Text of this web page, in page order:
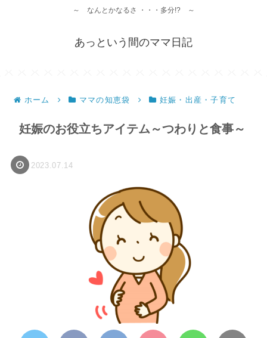
～ なんとかなるさ ・・・多分!? ～
あっという間のママ日記
ホーム ママの知恵袋 妊娠・出産・子育て
妊娠のお役立ちアイテム～つわりと食事～
2023.07.14